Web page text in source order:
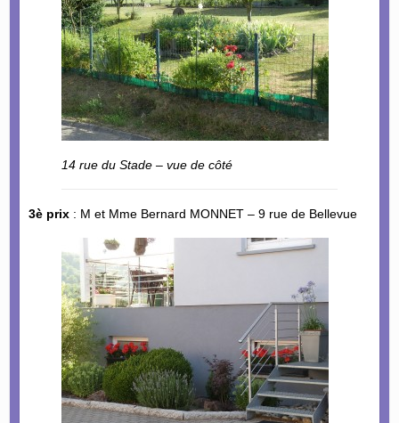
14 rue du Stade – vue de côté
3è prix: M et Mme Bernard MONNET – 9 rue de Bellevue